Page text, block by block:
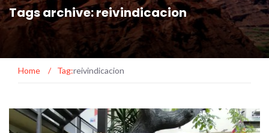
Tags archive: reivindicacion
Home / Tag:reivindicacion